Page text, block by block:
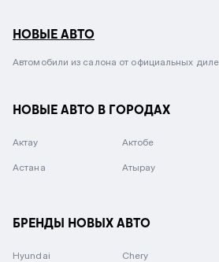
НОВЫЕ АВТО
Автомобили из салона от официальных
НОВЫЕ АВТО В ГОРОДАХ
Актау Актобе
Астана Атырау
БРЕНДЫ НОВЫХ АВТО
Hyundai Chery